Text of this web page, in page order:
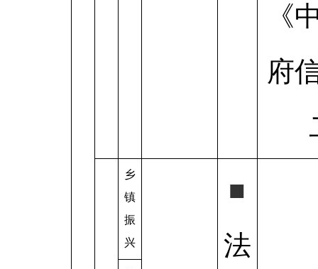
《
府
乡
镇
振
兴
■
法